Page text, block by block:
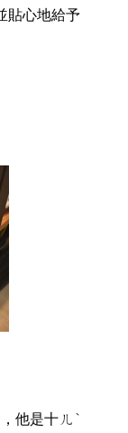
貼心地給予